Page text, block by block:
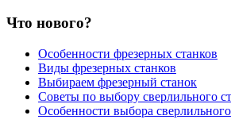
Что нового?
Особенности фрезерных станков
Виды фрезерных станков
Выбираем фрезерный станок
Советы по выбору сверлильного
Особенности выбора сверлильного